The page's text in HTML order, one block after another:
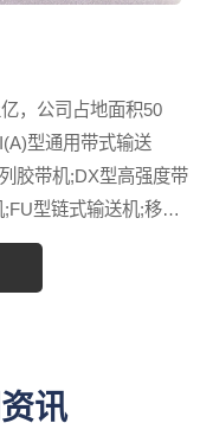
，公司占地面积50
型通用带式输送
胶带机;DX型高强度带
型链式输送机;移动
。高分子托辊及高分
胶缓冲托辊及单向，
讯